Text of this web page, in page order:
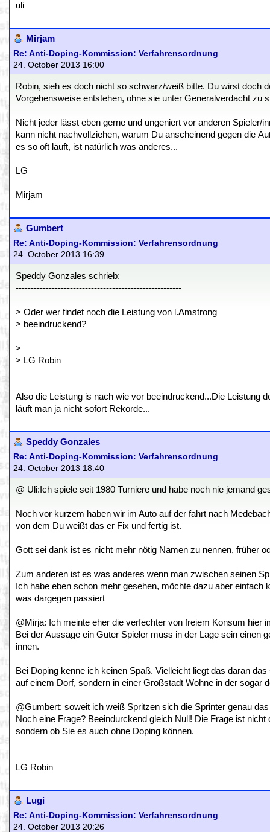
uli
Mirjam
Re: Anti-Doping-Kommission: Verfahrensordnung
24. October 2013 16:00
Robin, sieh es doch nicht so schwarz/weiß bitte. Du wirst doch
Vorgehensweise entstehen, ohne sie unter Generalverdacht zu
Nicht jeder lässt eben gerne und ungeniert vor anderen
kann nicht nachvollziehen, warum Du anscheinend gegen die
es so oft läuft, ist natürlich was anderes...
LG
Mirjam
Gumbert
Re: Anti-Doping-Kommission: Verfahrensordnung
24. October 2013 16:39
Speddy Gonzales schrieb:
-------------------------------------------------------
> Oder wer findet noch die Leistung von l.Amstrong
> beeindruckend?
>
> LG Robin
Also die Leistung is nach wie vor beeindruckend...Die Leistung
läuft man ja nicht sofort Rekorde...
Speddy Gonzales
Re: Anti-Doping-Kommission: Verfahrensordnung
24. October 2013 18:40
@ Uli:Ich spiele seit 1980 Turniere und habe noch nie jemand
Noch vor kurzem haben wir im Auto auf der fahrt nach
von dem Du weißt das er Fix und fertig ist.
Gott sei dank ist es nicht mehr nötig Namen zu nennen, früher
Zum anderen ist es was anderes wenn man zwischen seinen
Ich habe eben schon mehr gesehen, möchte dazu aber
was dargegen passiert
@Mirja: Ich meinte eher die verfechter von freiem Konsum hier
Bei der Aussage ein Guter Spieler muss in der Lage sein einen
innen.
Bei Doping kenne ich keinen Spaß. Vielleicht liegt das daran
auf einem Dorf, sondern in einer Großstadt Wohne in der sogar
@Gumbert: soweit ich weiß Spritzen sich die Sprinter genau
Noch eine Frage? Beeindurckend gleich Null! Die Frage ist
sondern ob Sie es auch ohne Doping können.
LG Robin
Lugi
Re: Anti-Doping-Kommission: Verfahrensordnung
24. October 2013 20:26